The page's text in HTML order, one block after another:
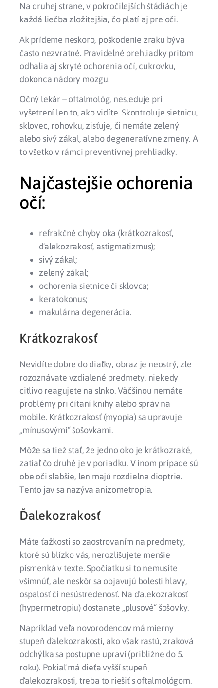
Na druhej strane, v pokročilejších štádiách je
každá liečba zložitejšia, čo platí aj pre oči.
Ak prídeme neskoro, poškodenie zraku býva
často nezvratné. Pravidelné prehliadky pritom
odhalia aj skryté ochorenia očí, cukrovku,
dokonca nádory mozgu.
Očný lekár – oftalmológ, nesleduje pri
vyšetrení len to, ako vidíte. Skontroluje sietnicu,
sklovec, rohovku, zisťuje, či nemáte zelený
alebo sivý zákal, alebo degeneratívne zmeny. A
to všetko v rámci preventívnej prehliadky.
Najčastejšie ochorenia
očí:
refrakčné chyby oka (krátkozrakosť,
ďalekozrakosť, astigmatizmus);
sivý zákal;
zelený zákal;
ochorenia sietnice či sklovca;
keratokonus;
makulárna degenerácia.
Krátkozrakosť
Nevidíte dobre do diaľky, obraz je neostrý, zle
rozoznávate vzdialené predmety, niekedy
citlivo reagujete na slnko. Väčšinou nemáte
problémy pri čítaní knihy alebo správ na
mobile. Krátkozrakosť (myopia) sa upravuje
„mínusovými“ šošovkami.
Môže sa tiež stať, že jedno oko je krátkozraké,
zatiaľ čo druhé je v poriadku. V inom prípade sú
obe oči slabšie, len majú rozdielne dioptrie.
Tento jav sa nazýva anizometropia.
Ďalekozrakosť
Máte ťažkosti so zaostrovaním na predmety,
ktoré sú blízko vás, nerozlišujete menšie
písmenká v texte. Spočiatku si to nemusíte
všimnúť, ale neskôr sa objavujú bolesti hlavy,
ospalosť či nesústredenosť. Na ďalekozrakosť
(hypermetropiu) dostanete „plusové“ šošovky.
Napríklad veľa novorodencov má mierny
stupeň ďalekozrakosti, ako však rastú, zraková
odchýlka sa postupne upraví (približne do 5.
roku). Pokiaľ má dieťa vyšší stupeň
ďalekozrakosti, treba to riešiť s oftalmológom.